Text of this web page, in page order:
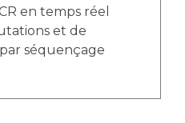
en temps réel
et de
séquençage